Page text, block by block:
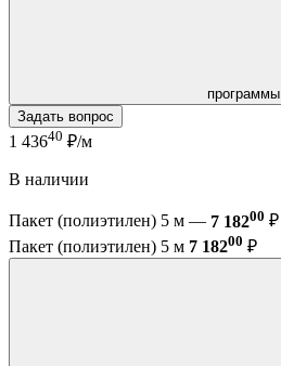
программы
Задать вопрос
1 43640 ₽/м
В наличии
Пакет (полиэтилен) 5 м — 7 18200 ₽
Пакет (полиэтилен) 5 м 7 18200 ₽